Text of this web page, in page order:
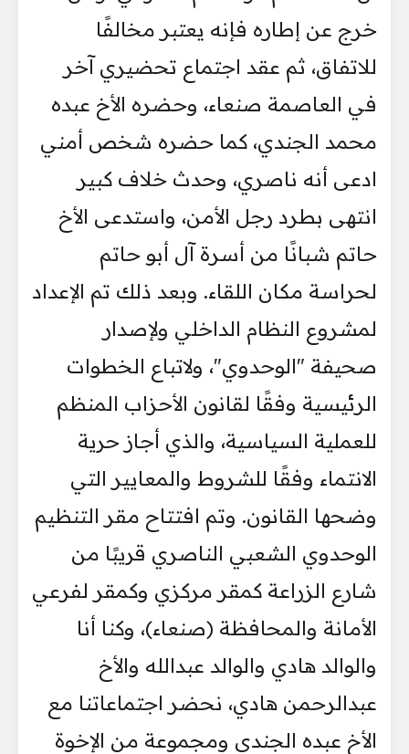
خرج عن إطاره فإنه يعتبر مخالفًا
للاتفاق، ثم عقد اجتماع تحضيري آخر
في العاصمة صنعاء، وحضره الأخ عبده
محمد الجندي، كما حضره شخص أمني
ادعى أنه ناصري، وحدث خلاف كبير
انتهى بطرد رجل الأمن، واستدعى الأخ
حاتم شبانًا من أسرة آل أبو حاتم
لحراسة مكان اللقاء. وبعد ذلك تم الإعداد
لمشروع النظام الداخلي ولإصدار
صحيفة "الوحدوي"، ولاتباع الخطوات
الرئيسية وفقًا لقانون الأحزاب المنظم
للعملية السياسية، والذي أجاز حرية
الانتماء وفقًا للشروط والمعايير التي
وضحها القانون. وتم افتتاح مقر التنظيم
الوحدوي الشعبي الناصري قريبًا من
شارع الزراعة كمقر مركزي وكمقر لفرعي
الأمانة والمحافظة (صنعاء)، وكنا أنا
والوالد هادي والوالد عبدالله والأخ
عبدالرحمن هادي، نحضر اجتماعاتنا مع
الأخ عبده الجندي ومجموعة من الإخوة